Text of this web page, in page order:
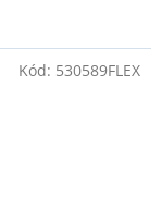
Kód: 530589FLEX